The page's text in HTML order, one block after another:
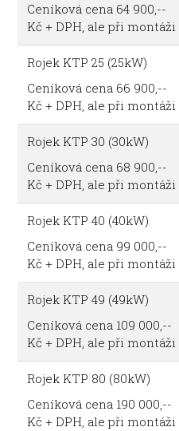
Ceníková cena 64 900,--
Kč + DPH, ale při
Rojek KTP 25 (25kW)
Ceníková cena 66 900,--
Kč + DPH, ale při
Rojek KTP 30 (30kW)
Ceníková cena 68 900,--
Kč + DPH, ale při
Rojek KTP 40 (40kW)
Ceníková cena 99 000,--
Kč + DPH, ale při
Rojek KTP 49 (49kW)
Ceníková cena 109 000,--
Kč + DPH, ale při
Rojek KTP 80 (80kW)
Ceníková cena 190 000,--
Kč + DPH, ale při